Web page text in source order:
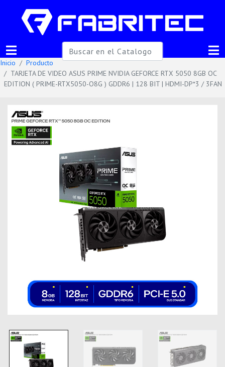
Inicio
Producto
TARJETA DE VIDEO ASUS PRIME NVIDIA GEFORCE RTX 5050 8GB OC
EDITION ( PRIME-RTX5050-O8G ) GDDR6 | 128 BIT | HDMI-DP*3 / 3FAN